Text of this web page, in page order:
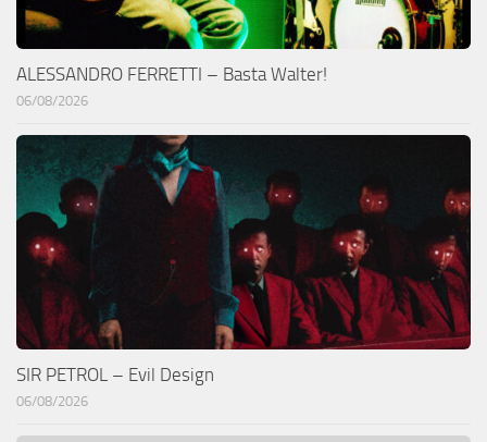
ALESSANDRO FERRETTI – Basta Walter!
06/08/2026
SIR PETROL – Evil Design
06/08/2026